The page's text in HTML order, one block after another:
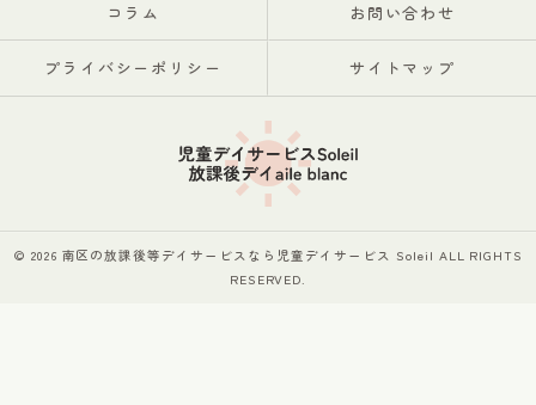
コラム お問い合わせ
プライバシーポリシー サイトマップ
© 2026 南区の放課後等デイサービスなら児童デイサービス Soleil ALL RIGHTS
RESERVED.